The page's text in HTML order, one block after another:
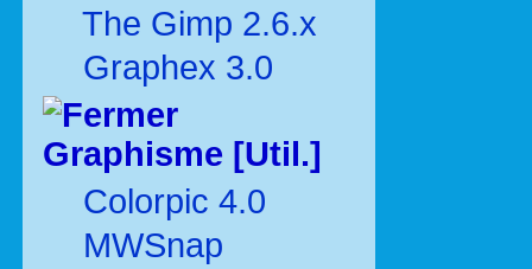
The Gimp 2.6.x
Graphex 3.0
Graphisme [Util.]
Colorpic 4.0
MWSnap